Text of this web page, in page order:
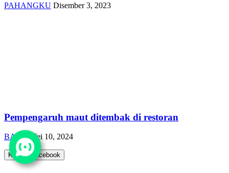
PAHANGKU Disember 3, 2023
Pempengaruh maut ditembak di restoran
BARD Mei 10, 2024
Komen Facebook